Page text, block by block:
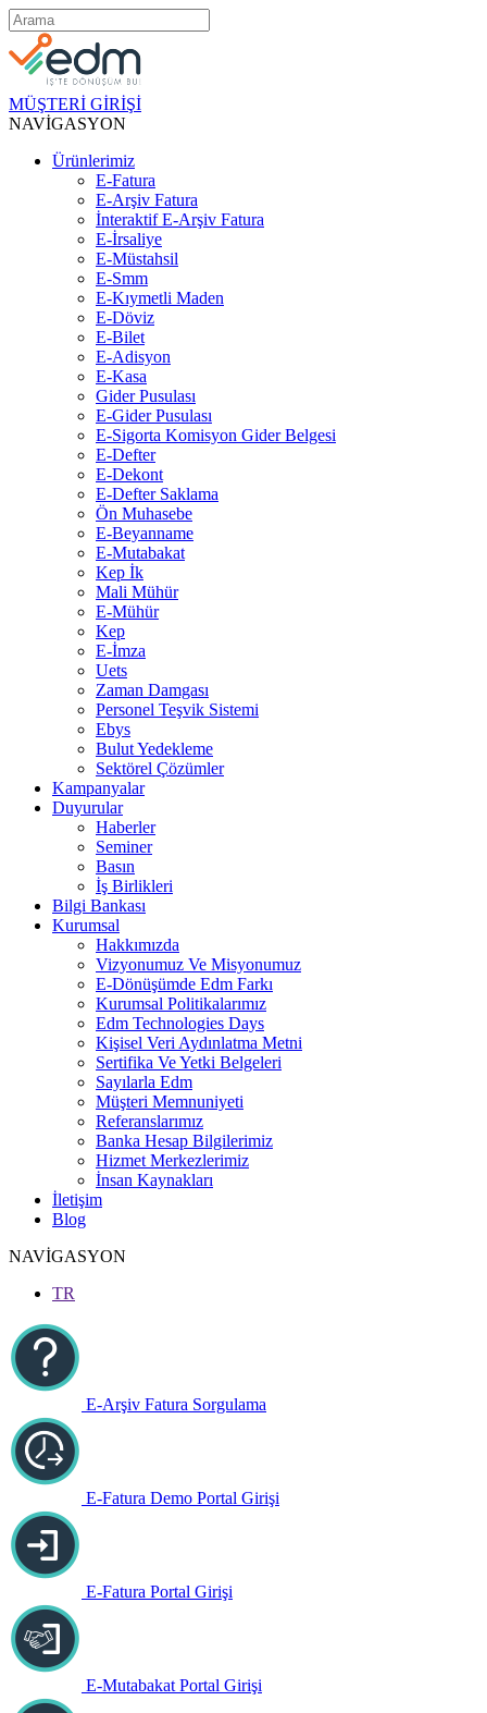
MÜŞTERİ GİRİŞİ
NAVİGASYON
Ürünlerimiz
E-Fatura
E-Arşiv Fatura
İnteraktif E-Arşiv Fatura
E-İrsaliye
E-Müstahsil
E-Smm
E-Kıymetli Maden
E-Döviz
E-Bilet
E-Adisyon
E-Kasa
Gider Pusulası
E-Gider Pusulası
E-Sigorta Komisyon Gider Belgesi
E-Defter
E-Dekont
E-Defter Saklama
Ön Muhasebe
E-Beyanname
E-Mutabakat
Kep İk
Mali Mühür
E-Mühür
Kep
E-İmza
Uets
Zaman Damgası
Personel Teşvik Sistemi
Ebys
Bulut Yedekleme
Sektörel Çözümler
Kampanyalar
Duyurular
Haberler
Seminer
Basın
İş Birlikleri
Bilgi Bankası
Kurumsal
Hakkımızda
Vizyonumuz Ve Misyonumuz
E-Dönüşümde Edm Farkı
Kurumsal Politikalarımız
Edm Technologies Days
Kişisel Veri Aydınlatma Metni
Sertifika Ve Yetki Belgeleri
Sayılarla Edm
Müşteri Memnuniyeti
Referanslarımız
Banka Hesap Bilgilerimiz
Hizmet Merkezlerimiz
İnsan Kaynakları
İletişim
Blog
NAVİGASYON
TR
E-Arşiv Fatura Sorgulama
E-Fatura Demo Portal Girişi
E-Fatura Portal Girişi
E-Mutabakat Portal Girişi